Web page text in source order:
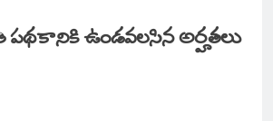
పథకానికి ఉండవలసిన అర్హతలు